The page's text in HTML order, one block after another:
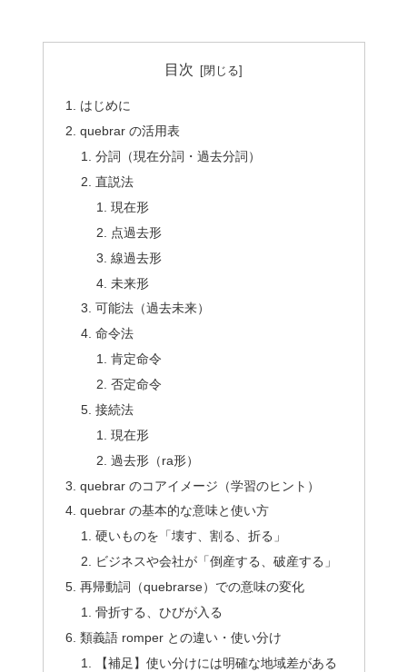
目次
はじめに
quebrar の活用表
分詞（現在分詞・過去分詞）
直説法
現在形
点過去形
線過去形
未来形
可能法（過去未来）
命令法
肯定命令
否定命令
接続法
現在形
過去形（ra形）
quebrar のコアイメージ（学習のヒント）
quebrar の基本的な意味と使い方
硬いものを「壊す、割る、折る」
ビジネスや会社が「倒産する、破産する」
再帰動詞（quebrarse）での意味の変化
骨折する、ひびが入る
類義語 romper との違い・使い分け
【補足】使い分けには明確な地域差がある